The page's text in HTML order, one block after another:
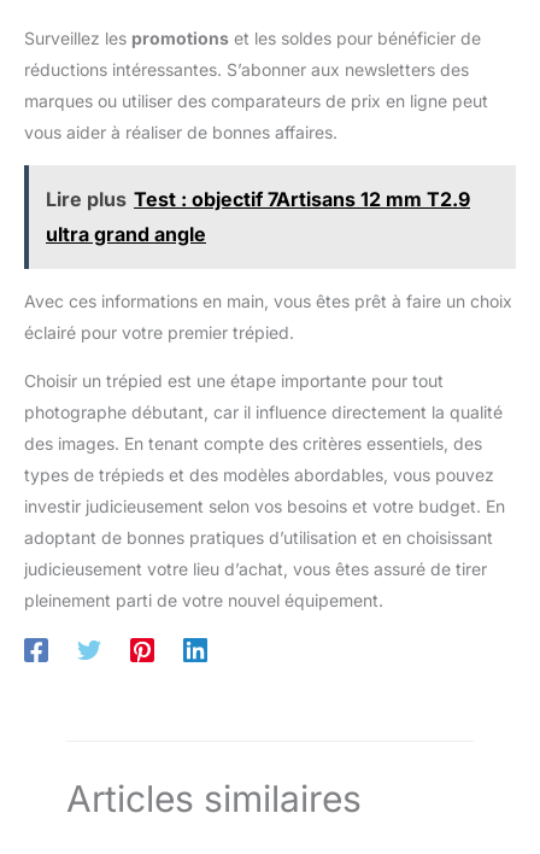
Contactez-nous pendant la
période de garantie pour
remplacer les pieds en
caoutchouc antidérapants.
x support pour téléphone, 1 x
sac de transport, 1 x
télécommande Bluetooth.
Surveillez les promotions et les soldes pour bénéficier de
réductions intéressantes. S’abonner aux newsletters des
marques ou utiliser des comparateurs de prix en ligne peut
vous aider à réaliser de bonnes affaires.
Lire plus Test : objectif 7Artisans 12 mm T2.9
ultra grand angle
Avec ces informations en main, vous êtes prêt à faire un choix
éclairé pour votre premier trépied.
Choisir un trépied est une étape importante pour tout
photographe débutant, car il influence directement la qualité
des images. En tenant compte des critères essentiels, des
types de trépieds et des modèles abordables, vous pouvez
investir judicieusement selon vos besoins et votre budget. En
adoptant de bonnes pratiques d’utilisation et en choisissant
judicieusement votre lieu d’achat, vous êtes assuré de tirer
pleinement parti de votre nouvel équipement.
Articles similaires